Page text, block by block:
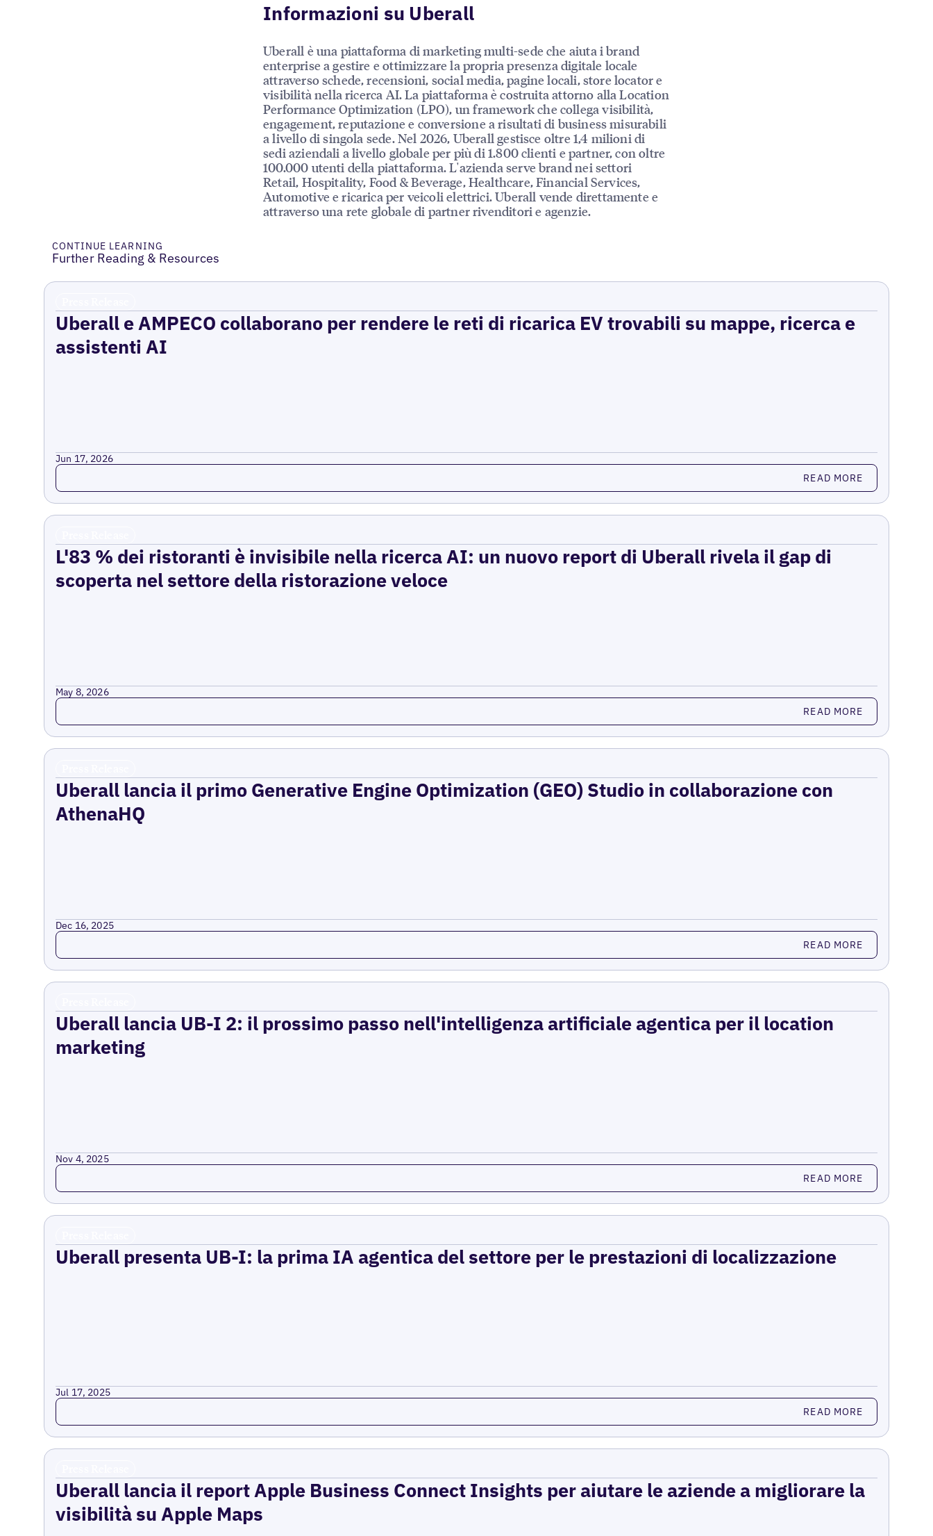
Informazioni su Uberall
Uberall è una piattaforma di marketing multi-sede che aiuta i brand
enterprise a gestire e ottimizzare la propria presenza digitale locale
attraverso schede, recensioni, social media, pagine locali, store locator e
visibilità nella ricerca AI. La piattaforma è costruita attorno alla Location
Performance Optimization (LPO), un framework che collega visibilità,
engagement, reputazione e conversione a risultati di business misurabili
a livello di singola sede. Nel 2026, Uberall gestisce oltre 1,4 milioni di
sedi aziendali a livello globale per più di 1.800 clienti e partner, con oltre
100.000 utenti della piattaforma. L'azienda serve brand nei settori
Retail, Hospitality, Food & Beverage, Healthcare, Financial Services,
Automotive e ricarica per veicoli elettrici. Uberall vende direttamente e
attraverso una rete globale di partner rivenditori e agenzie.
CONTINUE LEARNING
Further Reading & Resources
Uberall e AMPECO collaborano per rendere le reti di ricarica EV trovabili su mappe, ricerca e
assistenti AI
Jun 17, 2026
Read more READ MORE
L'83 % dei ristoranti è invisibile nella ricerca AI: un nuovo report di Uberall rivela il gap di
scoperta nel settore della ristorazione veloce
May 8, 2026
Read more READ MORE
Uberall lancia il primo Generative Engine Optimization (GEO) Studio in collaborazione con
AthenaHQ
Dec 16, 2025
Read more READ MORE
Uberall lancia UB-I 2: il prossimo passo nell'intelligenza artificiale agentica per il location
marketing
Nov 4, 2025
Read more READ MORE
Uberall presenta UB-I: la prima IA agentica del settore per le prestazioni di localizzazione
Jul 17, 2025
Read more READ MORE
Uberall lancia il report Apple Business Connect Insights per aiutare le aziende a migliorare la
visibilità su Apple Maps